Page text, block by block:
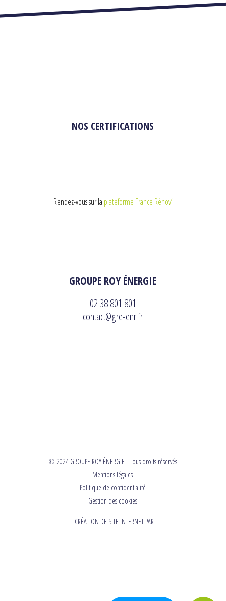
GROUPE ROY ÉNERGIE
02 38 801 801
contact@gre-enr.fr
NOS CERTIFICATIONS
Rendez-vous sur la plateforme France Rénov’
© 2024 GROUPE ROY ÉNERGIE - Tous droits réservés
Mentions légales
Politique de confidentialité
Gestion des cookies
CRÉATION DE SITE INTERNET PAR